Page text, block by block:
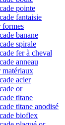
pointe
fantaisie
formes
banane
spirale
fer à cheval
anneau
matériaux
acier
or
titane
titane anodisé
bioflex